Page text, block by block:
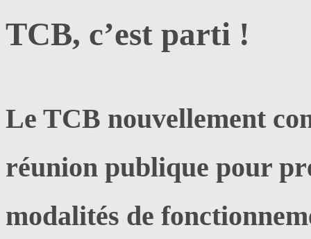
TCB, c’est parti !
Le TCB nouvellement
réunion publique pour
modalités de